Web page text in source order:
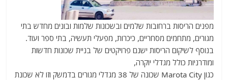
מפנים הריסות ברחובות שלמים ובשכונות שלמות ובונים מחדש בתי
מגורים, מתחמים מסחריים, כיכרות, מפעלי תעשיה, בתי ספר ועוד.
בנוסף לשיקום הריסות ישנם פרויקטים של בניית שכונות חדשות
ומודרניות כולל מגדלי יוקרה,
כגון Marota City שכונה של 38 מגדלי מגורים בדמשק וזו לא שכונת